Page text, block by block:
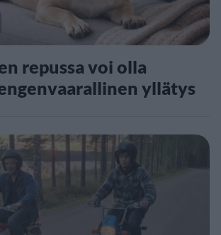
repussa voi olla
yllätys